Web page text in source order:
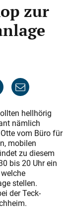
zur
hellhörig
nämlich
vom Büro für
mobilen
zu diesem
bis 20 Uhr ein
stellen.
der Teck-